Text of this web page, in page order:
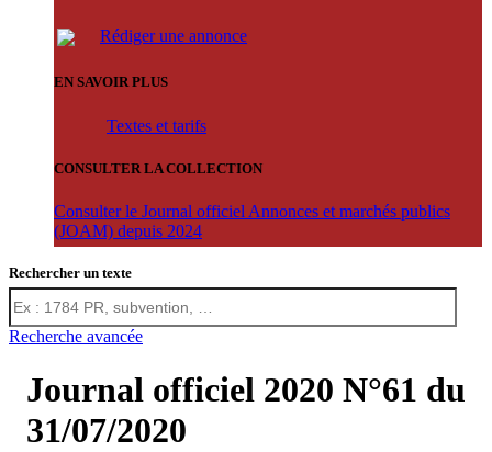
Rédiger une annonce
EN SAVOIR PLUS
Textes et tarifs
CONSULTER LA COLLECTION
Consulter le Journal officiel Annonces et marchés publics
(JOAM) depuis 2024
Rechercher un texte
Recherche avancée
Journal officiel 2020 N°61 du
31/07/2020